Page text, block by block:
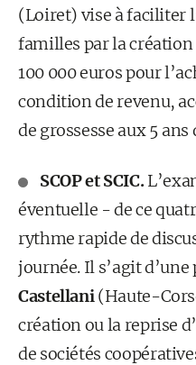
(Loiret) vise à faciliter
familles par la création
100 000 euros pour
condition de revenu,
de grossesse aux 5 ans
SCOP et SCIC.
éventuelle - de ce
rythme rapide de
journée. Il s’agit
Castellani(Haute-
création ou la reprise
de sociétés